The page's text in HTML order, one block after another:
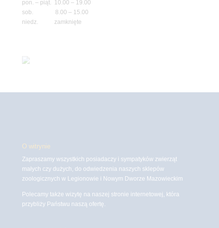
pon. – piąt. 10.00 – 19.00
sob. 8.00 – 15.00
niedz. zamknięte
O witrynie
Zapraszamy wszystkich posiadaczy i sympatyków zwierząt
małych czy dużych, do odwiedzenia naszych sklepów
zoologicznych w Legionowie i Nowym Dworze Mazowieckim
Polecamy także wizytę na naszej stronie internetowej, która
przybliży Państwu naszą ofertę.